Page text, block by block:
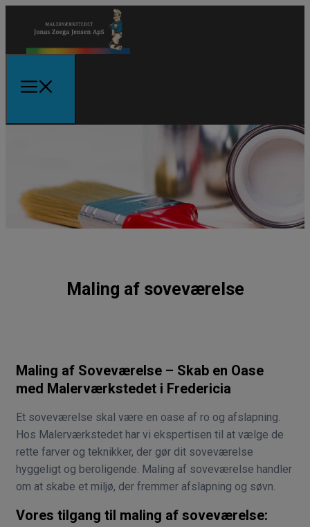
Maling af soveværelse
Maling af Soveværelse – Skab en Oase
med Malerværkstedet i Fredericia
Et soveværelse skal være en oase af ro og afslapning.
Hos Malerværkstedet har vi ekspertisen til at vælge de
rette farver og teknikker, der gør dit soveværelse
hyggeligt og beroligende. Maling af soveværelse handler
om at skabe et miljø, der fremmer afslapning og søvn.
Vores tilgang til maling af soveværelse: